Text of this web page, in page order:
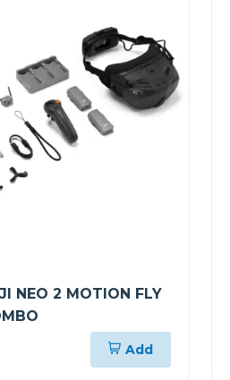
NEO 2 MOTION FLY
Add